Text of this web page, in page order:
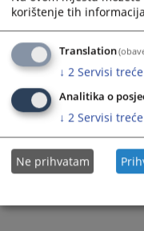
korištenje tih
Translation
↓ 2 Servisi
Analitika o
↓ 2 Servisi
Ne prihvatam